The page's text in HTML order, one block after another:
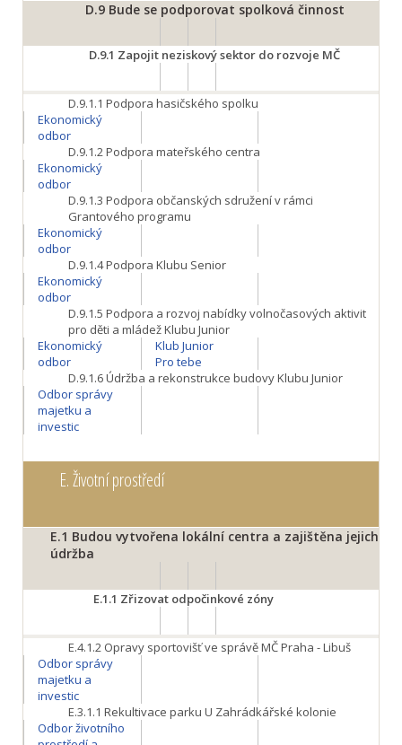
D.9Bude se podporovat spolková činnost
D.9.1 Zapojit neziskový sektor do rozvoje MČ
D.9.1.1 Podpora hasičského spolku
Ekonomický
odbor
D.9.1.2Podpora mateřského centra
Ekonomický
odbor
D.9.1.3 Podpora občanských sdružení v rámci
Grantového programu
Ekonomický
odbor
D.9.1.4Podpora Klubu Senior
Ekonomický
odbor
D.9.1.5 Podpora a rozvoj nabídky volnočasových aktivit
pro děti a mládež Klubu Junior
Ekonomický
odbor
Klub Junior
Pro tebe
D.9.1.6Údržba a rekonstrukce budovy Klubu Junior
Odbor správy
majetku a
investic
E.Životní prostředí
E.1 Budou vytvořena lokální centra a zajištěna jejich
údržba
E.1.1 Zřizovat odpočinkové zóny
E.4.1.2 Opravy sportovišť ve správě MČ Praha - Libuš
Odbor správy
majetku a
investic
E.3.1.1 Rekultivace parku U Zahrádkářské kolonie
Odbor životního